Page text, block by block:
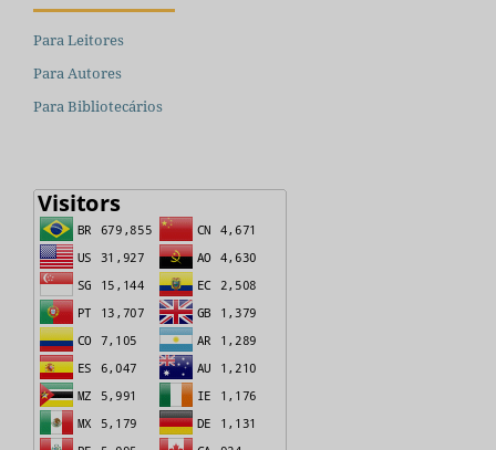
Para Leitores
Para Autores
Para Bibliotecários